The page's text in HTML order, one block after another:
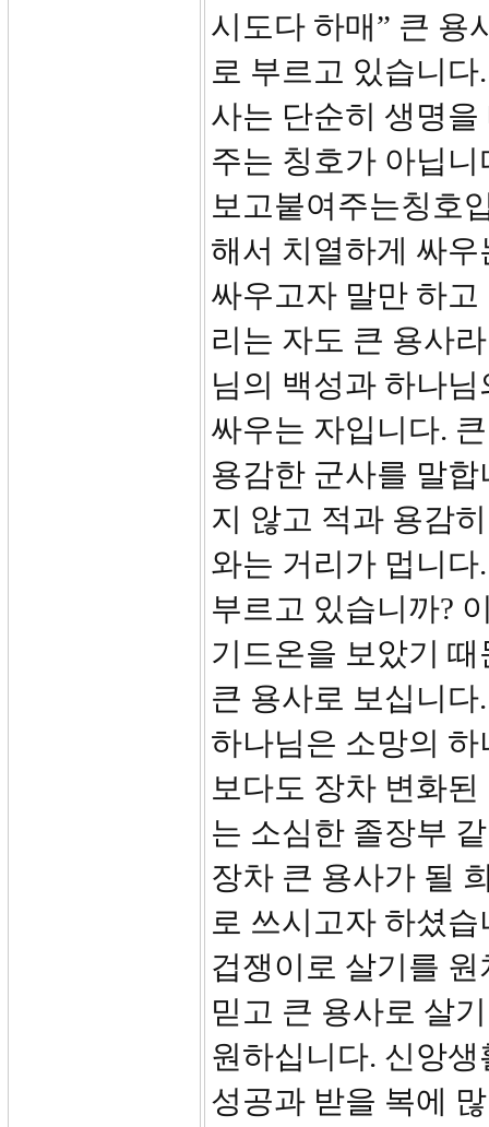
시도다 하매” 큰 용
로 부르고 있습니
사는 단순히 생명
주는 칭호가 아닙
보고붙여주는칭호
해서 치열하게 싸
싸우고자 말만 하
리는 자도 큰 용사
님의 백성과 하나
싸우는 자입니다.
용감한 군사를 말
지 않고 적과 용감
와는 거리가 멉니
부르고 있습니까?
기드온을 보았기
큰 용사로 보십니
하나님은 소망의
보다도 장차 변화
는 소심한 졸장부
장차 큰 용사가 될
로 쓰시고자 하셨
겁쟁이로 살기를
믿고 큰 용사로 살
원하십니다. 신앙
성공과 받을 복에